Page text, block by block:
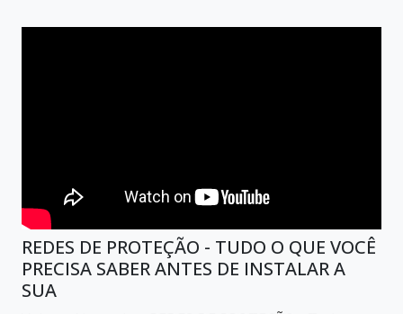
REDES DE PROTEÇÃO - TUDO O QUE VOCÊ
PRECISA SABER ANTES DE INSTALAR A
SUA